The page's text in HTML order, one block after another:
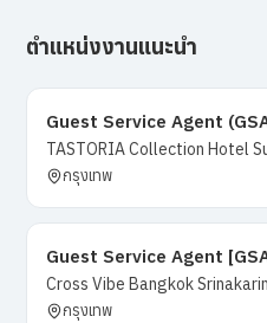
ตำแหน่งงานแนะนำ
Guest Service Agent
TASTORIA Collection Hotel
กรุงเทพ
Guest Service Agent
Cross Vibe Bangkok
กรุงเทพ